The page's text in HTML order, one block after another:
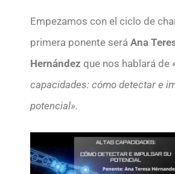
Empezamos con el ciclo de
primera ponente será Ana
Hernández que nos hablará de
capacidades: cómo detectar e
potencial».